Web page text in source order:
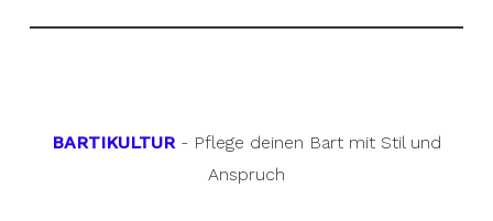
BARTIKULTUR- Pflege deinen Bart mit Stil und
Anspruch